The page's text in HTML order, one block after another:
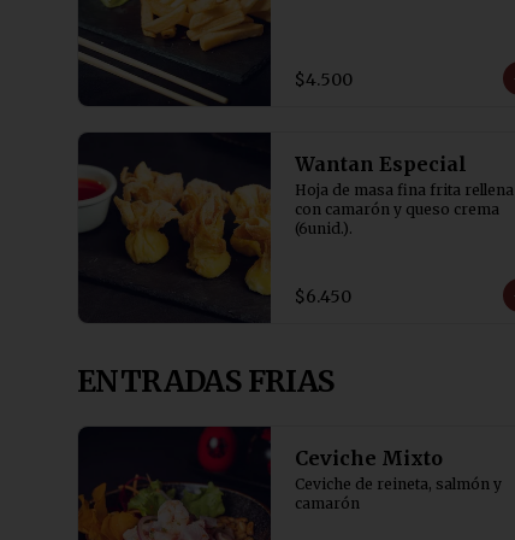
$4.500
Wantan Especial
Hoja de masa fina frita rellena
con camarón y queso crema
(6unid.).
$6.450
ENTRADAS FRIAS
Ceviche Mixto
Ceviche de reineta, salmón y
camarón